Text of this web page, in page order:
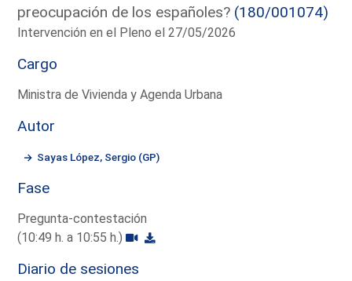
preocupación de los españoles? (180/001074)
Intervención en el Pleno el 27/05/2026
Cargo
Ministra de Vivienda y Agenda Urbana
Autor
Sayas López, Sergio (GP)
Fase
Pregunta-contestación
(10:49 h. a 10:55 h.)
Diario de sesiones